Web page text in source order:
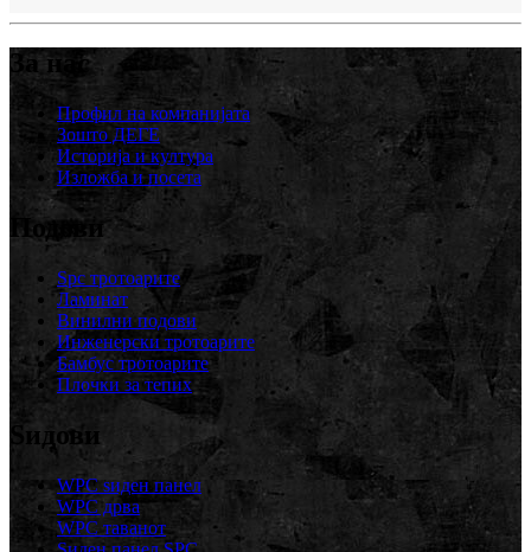
За нас
Профил на компанијата
Зошто ДЕГЕ
Историја и култура
Изложба и посета
Подови
Spc тротоарите
Ламинат
Винилни подови
Инженерски тротоарите
Бамбус тротоарите
Плочки за тепих
Ѕидови
WPC ѕиден панел
WPC дрва
WPC таванот